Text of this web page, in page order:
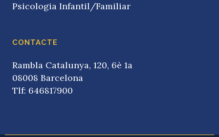
Psicologia Infantil/Familiar
CONTACTE
Rambla Catalunya, 120, 6è 1a
08008 Barcelona
Tlf: 646817900